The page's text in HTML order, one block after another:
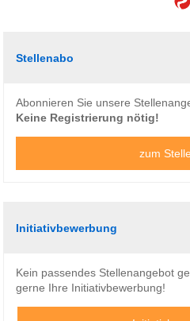
Stellenabo
Abonnieren Sie unsere
Keine Registrierung nötig!
zum
Initiativbewerbung
Kein passendes Stellenangebot
gerne Ihre Initiativbewerbung!